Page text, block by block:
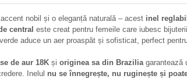
nobil și o eleganță naturală – acest inel
central este creat pentru femeile care iubesc
aduce un aer proaspăt și sofisticat, perfect
de aur 18K și originea sa din Braziliagarantează
Inelul nu se înnegrește, nu ruginește și